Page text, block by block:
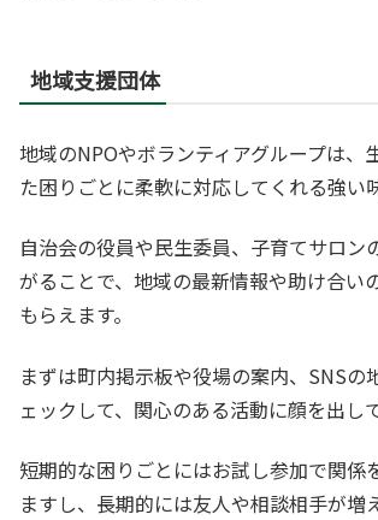
地域支援団体
地域のNPOやボランティアグループは、
た困りごとに柔軟に対応してくれる強い
自治会の役員や民生委員、子育てサロン
がることで、地域の最新情報や助け合い
もらえます。
まずは町内掲示板や役場の案内、SNSの
ェックして、関心のある活動に顔を出し
短期的な困りごとにはお試し参加で関係
ますし、長期的には友人や相談相手が増